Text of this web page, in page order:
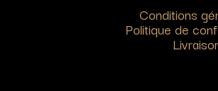
Conditions
Politique de